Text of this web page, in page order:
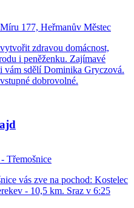
177, Heřmanův Městec
zdravou domácnost,
i peněženku. Zajímavé
vám sdělí Dominika Gryczová.
dobrovolné.
Třemošnice
vás zve na pochod: Kostelec
- 10,5 km. Sraz v 6:25